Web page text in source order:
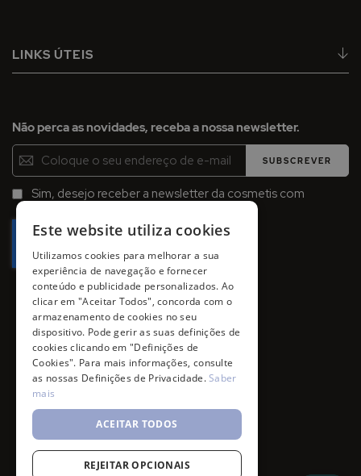
LINKS ÚTEIS
Não perca as novidades, receba a nossa newsletter.
Inscreva-
se
na
Newsletter:
SUBSCREVER
Sim, desejo receber a newsletter da cosmetis com
Este website utiliza cookies
Utilizamos cookies para melhorar a sua
experiência de navegação e fornecer
conteúdo e publicidade personalizados. Ao
clicar em "Aceitar Todos", concorda com o
armazenamento de cookies no seu
dispositivo. Pode gerir as suas definições de
cookies clicando em "Definições de
Cookies". Para mais informações, consulte
as nossas Definições de Privacidade.Saber
mais
ACEITAR TODOS
REJEITAR OPCIONAIS